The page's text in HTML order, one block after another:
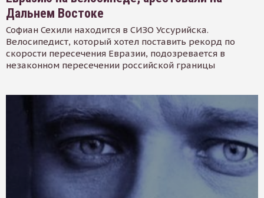
Дальнем Востоке
Софиан Сехили находится в СИЗО Уссурийска.
Велосипедист, который хотел поставить рекорд по
скорости пересечения Евразии, подозревается в
незаконном пересечении российской границы